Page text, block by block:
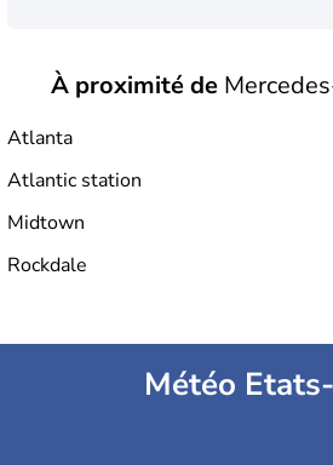
À proximité de
Atlanta
Atlantic station
Midtown
Rockdale
Météo